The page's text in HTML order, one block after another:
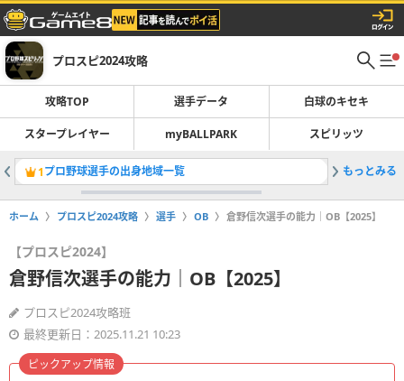
プロスピ2024攻略
攻略TOP 選手データ 白球のキセキ
スタープレイヤー myBALLPARK スピリッツ
1プロ野球選手の出身地域一覧 2スター
もっとみる
ホーム プロスピ2024攻略 選手 OB 倉野信次選手の能力｜OB【2025】
【プロスピ2024】
倉野信次選手の能力｜OB【2025】
プロスピ2024攻略班
最終更新日：2025.11.21 10:23
ピックアップ情報